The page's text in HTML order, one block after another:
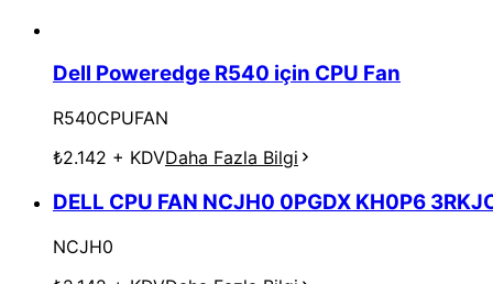
Dell Poweredge R540 için CPU Fan
R540CPUFAN
₺2.142 + KDVDaha Fazla Bilgi
DELL CPU FAN NCJH0 0PGDX KH0P6
NCJH0